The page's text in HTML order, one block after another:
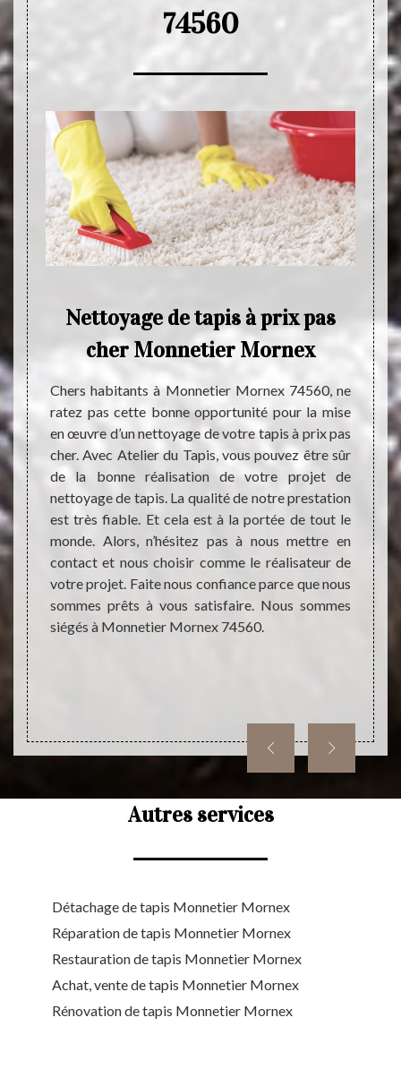
74560
de
a
est
Le
le
cela
de
vous
en
Nettoyage de tapis à prix pas
cher Monnetier Mornex
Chers habitants à Monnetier Mornex 74560, ne
ratez pas cette bonne opportunité pour la mise
en œuvre d’un nettoyage de votre tapis à prix pas
cher. Avec Atelier du Tapis, vous pouvez être sûr
de la bonne réalisation de votre projet de
nettoyage de tapis. La qualité de notre prestation
est très fiable. Et cela est à la portée de tout le
monde. Alors, n’hésitez pas à nous mettre en
contact et nous choisir comme le réalisateur de
votre projet. Faite nous confiance parce que nous
sommes prêts à vous satisfaire. Nous sommes
siégés à Monnetier Mornex 74560.
Les
un
est
cela.
faire
Autres services
Détachage de tapis Monnetier Mornex
Réparation de tapis Monnetier Mornex
Restauration de tapis Monnetier Mornex
Achat, vente de tapis Monnetier Mornex
Rénovation de tapis Monnetier Mornex